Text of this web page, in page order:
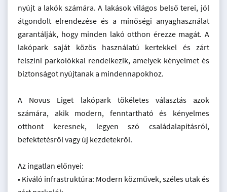
nyújt a lakók számára. A lakások világos belső terei, jól
átgondolt elrendezése és a minőségi anyaghasználat
garantálják, hogy minden lakó otthon érezze magát. A
lakópark saját közös használatú kertekkel és zárt
felszíni parkolókkal rendelkezik, amelyek kényelmet és
biztonságot nyújtanak a mindennapokhoz.
A Novus Liget lakópark tökéletes választás azok
számára, akik modern, fenntartható és kényelmes
otthont keresnek, legyen szó családalapításról,
befektetésről vagy új kezdetekről.
Az ingatlan előnyei:
• Kiváló infrastruktúra: Modern közművek, széles utak és